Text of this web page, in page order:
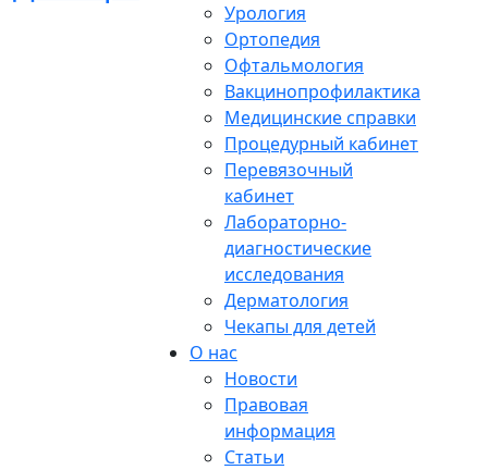
Урология
Ортопедия
Офтальмология
Вакцинопрофилактика
Медицинские справки
Процедурный кабинет
Перевязочный
кабинет
Лабораторно-
диагностические
исследования
Дерматология
Чекапы для детей
О нас
Новости
Правовая
информация
Статьи